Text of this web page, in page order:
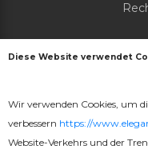
Diese Website verwendet
Wir verwenden Cookies, um
verbessern https://
Website-Verkehrs und der